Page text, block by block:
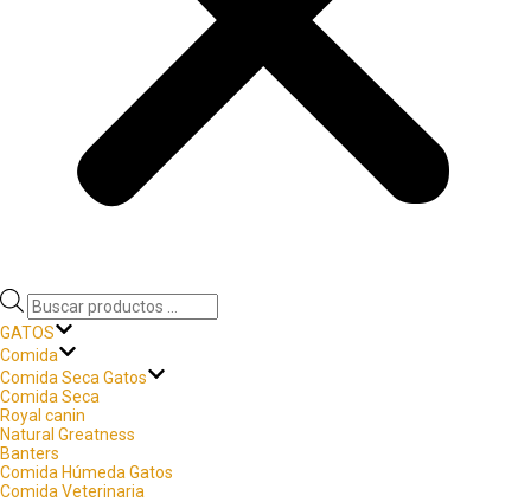
GATOS
Comida
Comida Seca Gatos
Comida Seca
Royal canin
Natural Greatness
Banters
Comida Húmeda Gatos
Comida Veterinaria